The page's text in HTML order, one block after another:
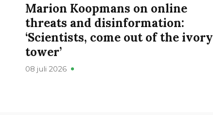
Marion Koopmans on online
threats and disinformation:
‘Scientists, come out of the ivory
tower’
08 juli 2026